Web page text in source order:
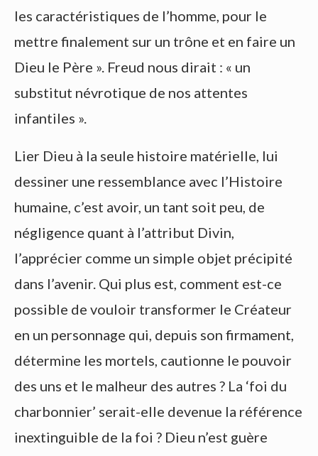
les caractéristiques de l’homme, pour le
mettre finalement sur un trône et en faire un
Dieu le Père ». Freud nous dirait : « un
substitut névrotique de nos attentes
infantiles ».
Lier Dieu à la seule histoire matérielle, lui
dessiner une ressemblance avec l’Histoire
humaine, c’est avoir, un tant soit peu, de
négligence quant à l’attribut Divin,
l’apprécier comme un simple objet précipité
dans l’avenir. Qui plus est, comment est-ce
possible de vouloir transformer le Créateur
en un personnage qui, depuis son firmament,
détermine les mortels, cautionne le pouvoir
des uns et le malheur des autres ? La ‘foi du
charbonnier’ serait-elle devenue la référence
inextinguible de la foi ? Dieu n’est guère